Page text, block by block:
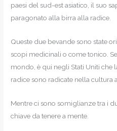
paesi del sud-est asiatico, il suo
paragonato alla birra alla radice.
Queste due bevande sono state
scopi medicinali o come tonico.
mondo, è qui negli Stati Uniti che
radice sono radicate nella cultura
Mentre ci sono somiglianze tra i
chiave da tenere a mente.